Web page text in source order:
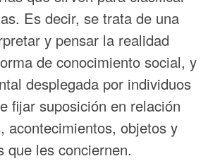
Es decir, se trata de una
y pensar la realidad
de conocimiento social, y
desplegada por individuos
fijar suposición en relación
acontecimientos, objetos y
que les conciernen.